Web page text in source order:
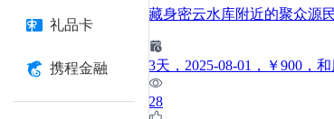
礼品卡
携程金融
藏身密云水库附近的聚众源
3天 ，2025-08-01 ，￥900 ，
28